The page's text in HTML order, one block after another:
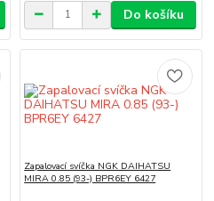
Do košíku
Zapalovací svíčka NGK DAIHATSU
MIRA 0.85 (93-) BPR6EY 6427